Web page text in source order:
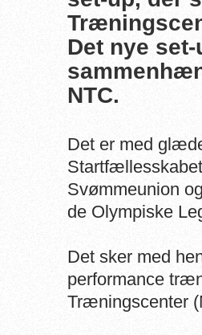
Det nye
NTC.
Det er med
Svømmeunion
de Olympiske
Det sker med
performance
Træningscenter